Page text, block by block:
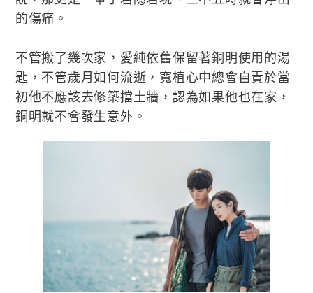
的傷痛。
不管搬了幾次家，愛純依舊保留著銅明使用的湯
匙，不管歲月如何流逝，寬植心中總會自責於當
初他不應該去修築擋土牆，認為如果他也在家，
銅明就不會發生意外。